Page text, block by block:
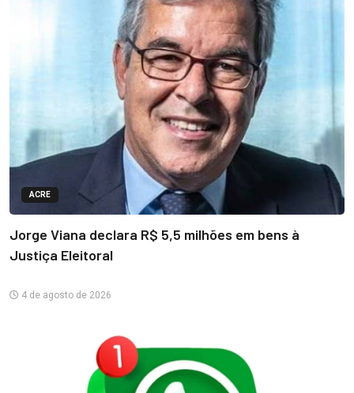
ACRE
Jorge Viana declara R$ 5,5 milhões em bens à
Justiça Eleitoral
4 de agosto de 2026